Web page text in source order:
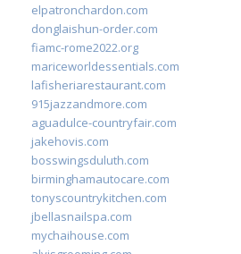
elpatronchardon.com
donglaishun-order.com
fiamc-rome2022.org
mariceworldessentials.com
lafisheriarestaurant.com
915jazzandmore.com
aguadulce-countryfair.com
jakehovis.com
bosswingsduluth.com
birminghamautocare.com
tonyscountrykitchen.com
jbellasnailspa.com
mychaihouse.com